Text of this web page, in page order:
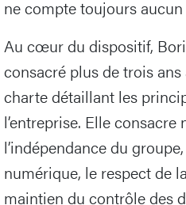
ne compte toujours
Au cœur du dispositif,
consacré plus de trois ans
charte détaillant les
l’entreprise. Elle
l’indépendance du
numérique, le respect de
maintien du contrôle des